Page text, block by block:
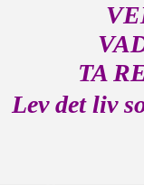
TA
Lev det liv